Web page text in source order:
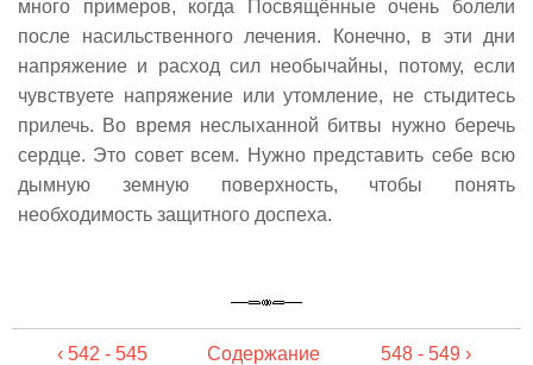
много примеров, когда Посвящённые очень болели
после насильственного лечения. Конечно, в эти дни
напряжение и расход сил необычайны, потому, если
чувствуете напряжение или утомление, не стыдитесь
прилечь. Во время неслыханной битвы нужно беречь
сердце. Это совет всем. Нужно представить себе всю
дымную земную поверхность, чтобы понять
необходимость защитного доспеха.
‹ 542 - 545 Содержание 548 - 549 ›